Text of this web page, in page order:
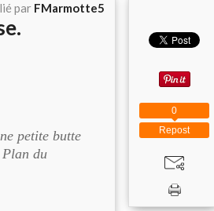
par FMarmotte5
petite butte
du
Repost
0